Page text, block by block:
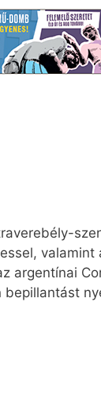
valamint
argentínai